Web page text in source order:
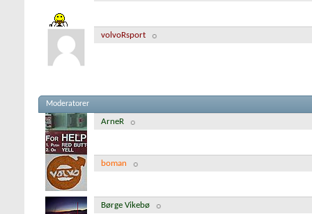
volvoRsport
Moderatorer
ArneR
boman
Børge Vikebø